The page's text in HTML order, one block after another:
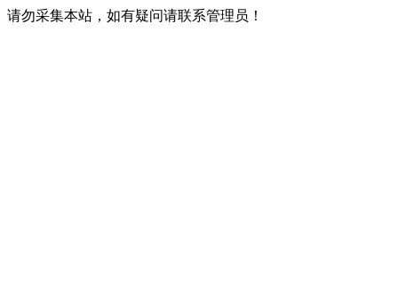
请勿采集本站，如有疑问请联系管理员！